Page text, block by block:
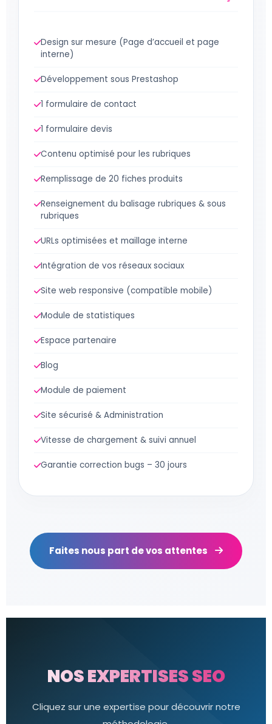
Design sur mesure (Page d’accueil et page
interne)
Développement sous Prestashop
1 formulaire de contact
1 formulaire devis
Contenu optimisé pour les rubriques
Remplissage de 20 fiches produits
Renseignement du balisage rubriques & sous
rubriques
URLs optimisées et maillage interne
Intégration de vos réseaux sociaux
Site web responsive (compatible mobile)
Module de statistiques
Espace partenaire
Blog
Module de paiement
Site sécurisé & Administration
Vitesse de chargement & suivi annuel
Garantie correction bugs – 30 jours
Faites nous part de vos attentes
NOS EXPERTISESSEO
Cliquez sur une expertise pour découvrir notre